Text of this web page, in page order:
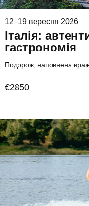
12–19 вересня 2026
Італія:
гастрономія
Подорож, наповнена
€2850